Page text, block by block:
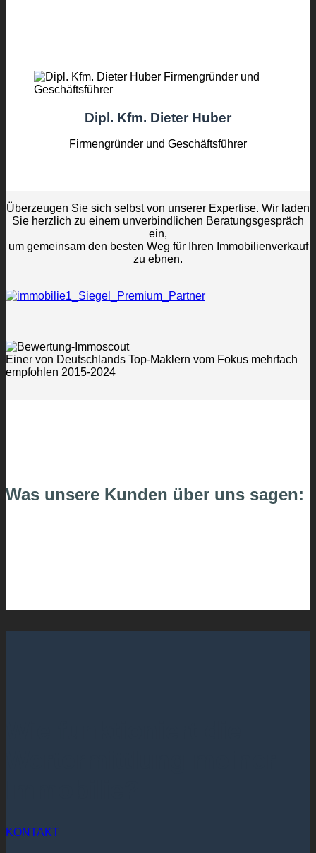
Dipl. Kfm. Dieter Huber
Firmengründer und Geschäftsführer
Überzeugen Sie sich selbst von unserer Expertise. Wir laden
Sie herzlich zu einem unverbindlichen Beratungsgespräch
ein,
um gemeinsam den besten Weg für Ihren Immobilienverkauf
zu ebnen.
Einer von Deutschlands Top-Maklern vom Fokus mehrfach
empfohlen 2015-2024
Was unsere Kunden über uns sagen:
KONTAKT